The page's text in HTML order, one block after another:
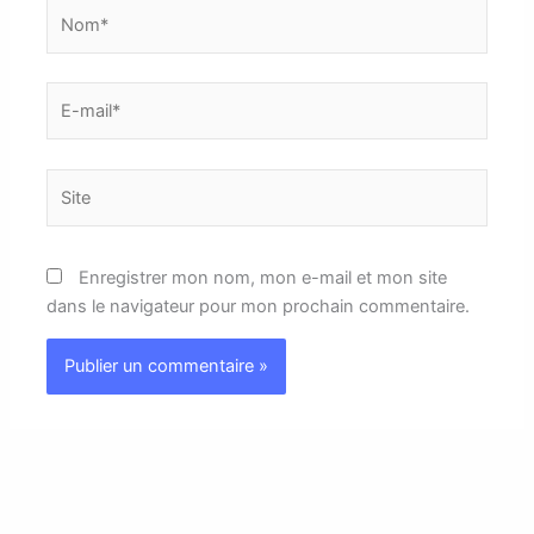
Enregistrer mon nom, mon e-mail et mon site
dans le navigateur pour mon prochain commentaire.